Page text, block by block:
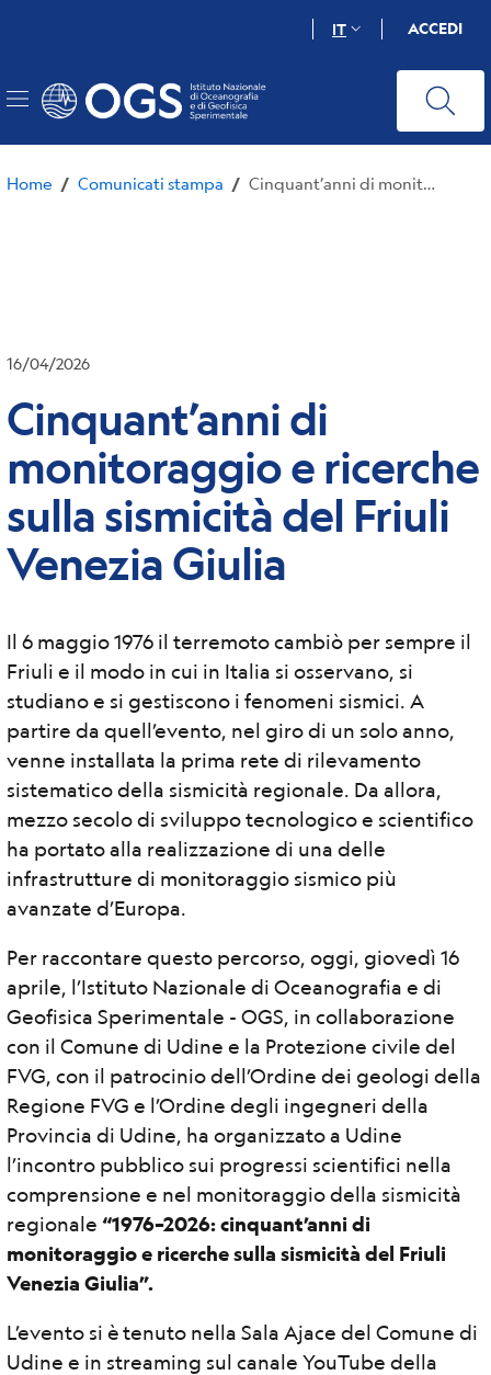
principale
IT ACCEDI
Home / Comunicati stampa /
16/04/2026
Cinquant’anni di
monitoraggio e ricerche
sulla sismicità del Friuli
Venezia Giulia
Il 6 maggio 1976 il terremoto cambiò per sempre il
Friuli e il modo in cui in Italia si osservano, si
studiano e si gestiscono i fenomeni sismici. A
partire da quell’evento, nel giro di un solo anno,
venne installata la prima rete di rilevamento
sistematico della sismicità regionale. Da allora,
mezzo secolo di sviluppo tecnologico e scientifico
ha portato alla realizzazione di una delle
infrastrutture di monitoraggio sismico più
avanzate d’Europa.
Per raccontare questo percorso, oggi, giovedì 16
aprile, l’Istituto Nazionale di Oceanografia e di
Geofisica Sperimentale - OGS, in collaborazione
con il Comune di Udine e la Protezione civile del
FVG, con il patrocinio dell’Ordine dei geologi della
Regione FVG e l’Ordine degli ingegneri della
Provincia di Udine, ha organizzato a Udine
l’incontro pubblico sui progressi scientifici nella
comprensione e nel monitoraggio della sismicità
regionale “1976–2026: cinquant’anni di
monitoraggio e ricerche sulla sismicità del Friuli
Venezia Giulia”.
L’evento si è tenuto nella Sala Ajace del Comune di
Udine e in streaming sul canale YouTube della